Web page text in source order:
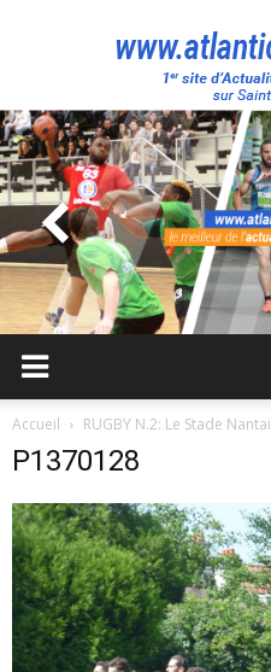
Accueil RUGBY N.2: Le Stade
P1370128